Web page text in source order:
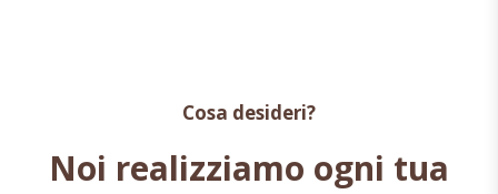
Cosa desideri?
Noi realizziamo ogni tua